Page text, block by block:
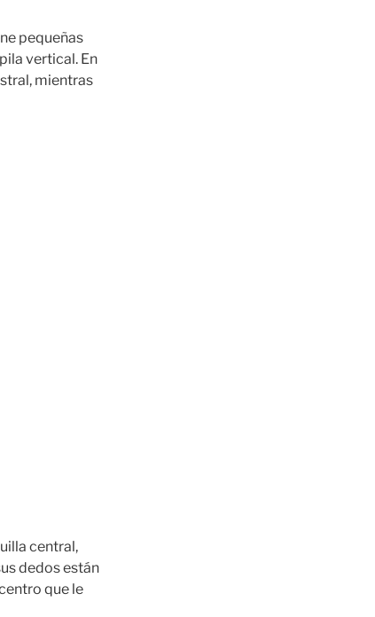
pequeñas
vertical. En
mientras
central,
dedos están
que le